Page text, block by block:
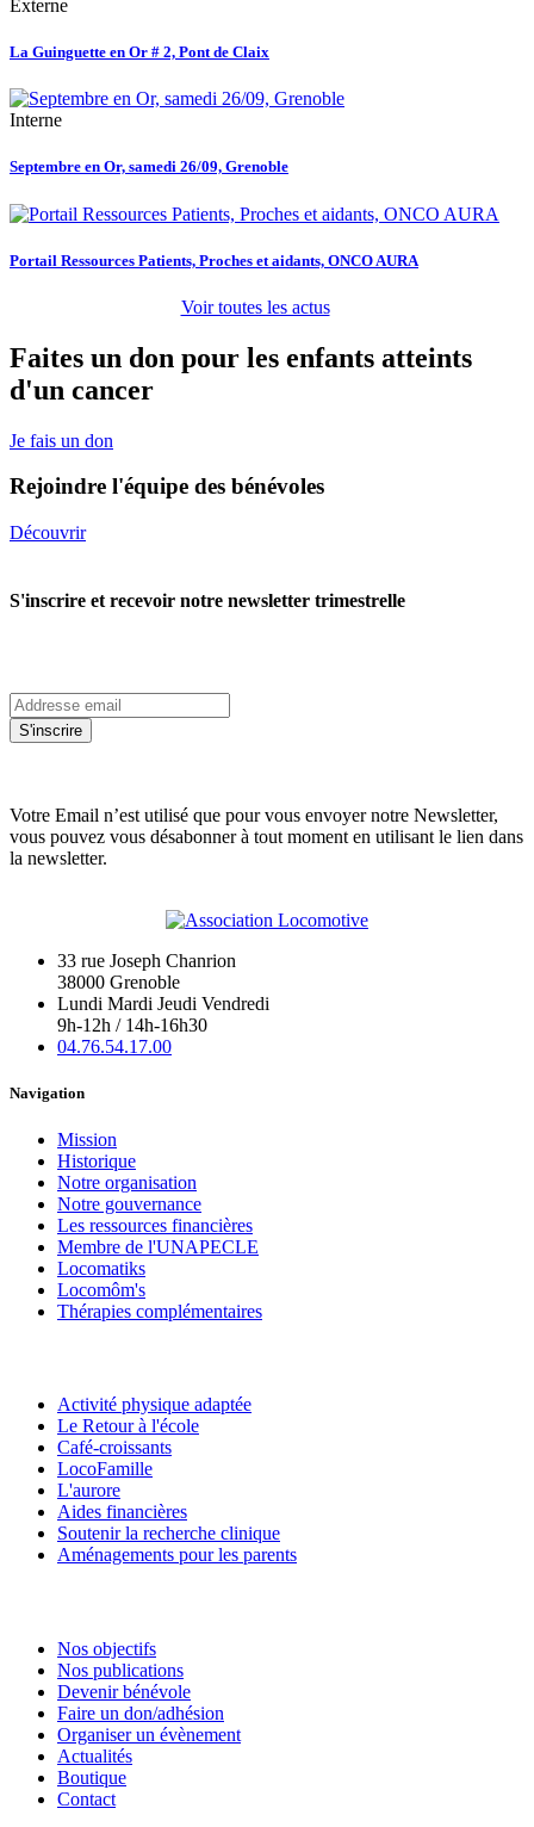
Externe
La Guinguette en Or # 2, Pont de Claix
Interne
Septembre en Or, samedi 26/09, Grenoble
Portail Ressources Patients, Proches et aidants, ONCO AURA
Voir toutes les actus
Faites un don pour les enfants atteints
d'un cancer
Je fais un don
Rejoindre l'équipe des bénévoles
Découvrir
S'inscrire et recevoir notre newsletter trimestrelle
S'inscrire
Votre Email n’est utilisé que pour vous envoyer notre Newsletter,
vous pouvez vous désabonner à tout moment en utilisant le lien dans
la newsletter.
33 rue Joseph Chanrion
38000 Grenoble
Lundi Mardi Jeudi Vendredi
9h-12h / 14h-16h30
04.76.54.17.00
Navigation
Mission
Historique
Notre organisation
Notre gouvernance
Les ressources financières
Membre de l'UNAPECLE
Locomatiks
Locomôm's
Thérapies complémentaires
Activité physique adaptée
Le Retour à l'école
Café-croissants
LocoFamille
L'aurore
Aides financières
Soutenir la recherche clinique
Aménagements pour les parents
Nos objectifs
Nos publications
Devenir bénévole
Faire un don/adhésion
Organiser un évènement
Actualités
Boutique
Contact